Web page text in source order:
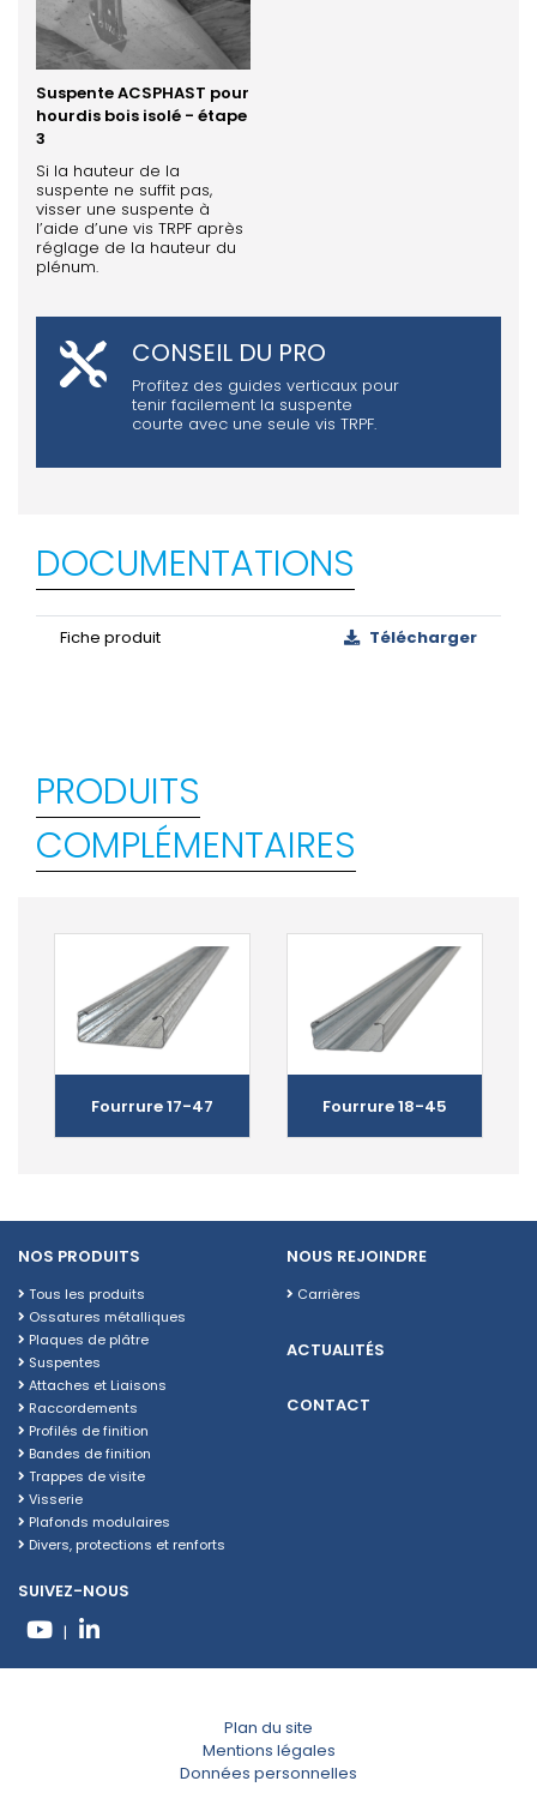
Suspente ACSPHAST pour
hourdis bois isolé - étape
3
Si la hauteur de la
suspente ne suffit pas,
visser une suspente à
l’aide d’une vis TRPF après
réglage de la hauteur du
plénum.
CONSEIL DU PRO
Profitez des guides verticaux pour
tenir facilement la suspente
courte avec une seule vis TRPF.
DOCUMENTATIONS
Fiche produit Télécharger
PRODUITS
COMPLÉMENTAIRES
Fourrure 17-47 Fourrure 18-45
NOS PRODUITS
Tous les produits
Ossatures métalliques
Plaques de plâtre
Suspentes
Attaches et Liaisons
Raccordements
Profilés de finition
Bandes de finition
Trappes de visite
Visserie
Plafonds modulaires
Divers, protections et renforts
NOUS REJOINDRE
Carrières
ACTUALITÉS
CONTACT
SUIVEZ-NOUS
|
Plan du site
Mentions légales
Données personnelles